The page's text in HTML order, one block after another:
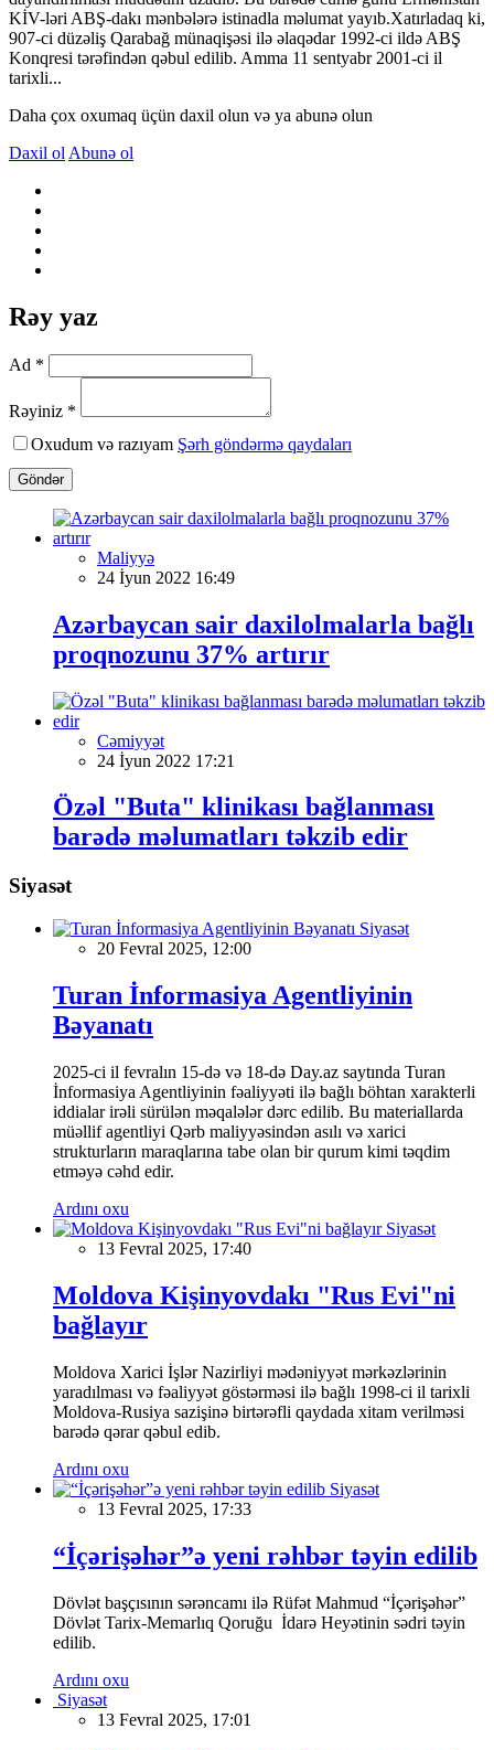
KİV-ləri ABŞ-dakı mənbələrə istinadla məlumat yayıb.Xatırladaq ki,
907-ci düzəliş Qarabağ münaqişəsi ilə əlaqədar 1992-ci ildə ABŞ
Konqresi tərəfindən qəbul edilib. Amma 11 sentyabr 2001-ci il
tarixli...
Daha çox oxumaq üçün daxil olun və ya abunə olun
Daxil ol Abunə ol
Rəy yaz
Ad *
Rəyiniz *
Oxudum və razıyam Şərh göndərmə qaydaları
Göndər
Maliyyə
24 İyun 2022 16:49
Azərbaycan sair daxilolmalarla bağlı
proqnozunu 37% artırır
Cəmiyyət
24 İyun 2022 17:21
Özəl "Buta" klinikası bağlanması
barədə məlumatları təkzib edir
Siyasət
Siyasət
20 Fevral 2025, 12:00
Turan İnformasiya Agentliyinin
Bəyanatı
2025-ci il fevralın 15-də və 18-də Day.az saytında Turan
İnformasiya Agentliyinin fəaliyyəti ilə bağlı böhtan xarakterli
iddialar irəli sürülən məqalələr dərc edilib. Bu materiallarda
müəllif agentliyi Qərb maliyyəsindən asılı və xarici
strukturların maraqlarına tabe olan bir qurum kimi təqdim
etməyə cəhd edir.
Ardını oxu
Siyasət
13 Fevral 2025, 17:40
Moldova Kişinyovdakı "Rus Evi"ni
bağlayır
Moldova Xarici İşlər Nazirliyi mədəniyyət mərkəzlərinin
yaradılması və fəaliyyət göstərməsi ilə bağlı 1998-ci il tarixli
Moldova-Rusiya sazişinə birtərəfli qaydada xitam verilməsi
barədə qərar qəbul edib.
Ardını oxu
Siyasət
13 Fevral 2025, 17:33
“İçərişəhər”ə yeni rəhbər təyin edilib
Dövlət başçısının sərəncamı ilə Rüfət Mahmud “İçərişəhər”
Dövlət Tarix-Memarlıq Qoruğu İdarə Heyətinin sədri təyin
edilib.
Ardını oxu
Siyasət
13 Fevral 2025, 17:01